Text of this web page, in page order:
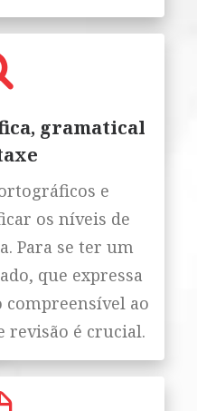
gramatical
e
os níveis de
Para se ter um
que expressa
compreensível ao
revisão é crucial.